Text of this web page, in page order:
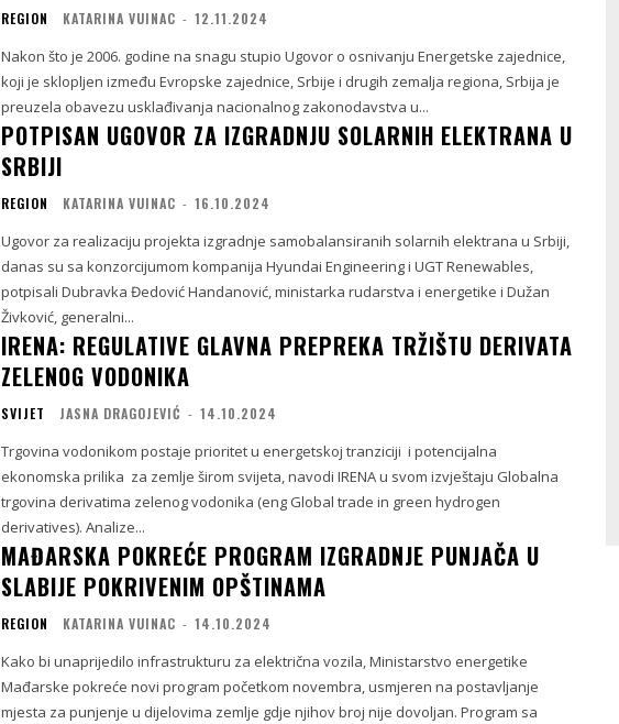
REGION KATARINA VUINAC - 12.11.2024
Nakon što je 2006. godine na snagu stupio Ugovor o osnivanju Energetske zajednice,
koji je sklopljen između Evropske zajednice, Srbije i drugih zemalja regiona, Srbija je
preuzela obavezu usklađivanja nacionalnog zakonodavstva u...
POTPISAN UGOVOR ZA IZGRADNJU SOLARNIH ELEKTRANA U
SRBIJI
REGION KATARINA VUINAC - 16.10.2024
Ugovor za realizaciju projekta izgradnje samobalansiranih solarnih elektrana u Srbiji,
danas su sa konzorcijumom kompanija Hyundai Engineering i UGT Renewables,
potpisali Dubravka Đedović Handanović, ministarka rudarstva i energetike i Dužan
Živković, generalni...
IRENA: REGULATIVE GLAVNA PREPREKA TRŽIŠTU DERIVATA
ZELENOG VODONIKA
SVIJET JASNA DRAGOJEVIĆ - 14.10.2024
Trgovina vodonikom postaje prioritet u energetskoj tranziciji i potencijalna
ekonomska prilika za zemlje širom svijeta, navodi IRENA u svom izvještaju Globalna
trgovina derivatima zelenog vodonika (eng Global trade in green hydrogen
derivatives). Analize...
MAĐARSKA POKREĆE PROGRAM IZGRADNJE PUNJAČA U
SLABIJE POKRIVENIM OPŠTINAMA
REGION KATARINA VUINAC - 14.10.2024
Kako bi unaprijedilo infrastrukturu za električna vozila, Ministarstvo energetike
Mađarske pokreće novi program početkom novembra, usmjeren na postavljanje
mjesta za punjenje u dijelovima zemlje gdje njihov broj nije dovoljan. Program sa